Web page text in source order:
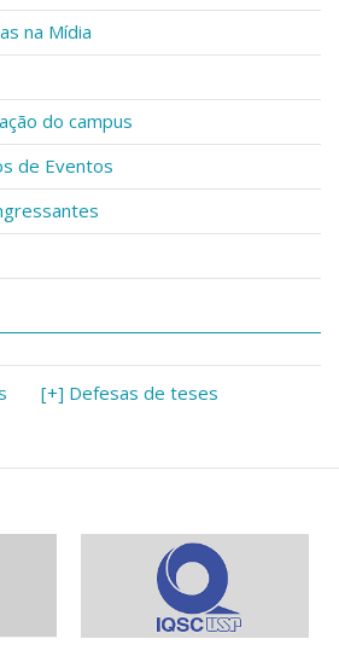
na Mídia
do campus
de Eventos
[+] Defesas de teses